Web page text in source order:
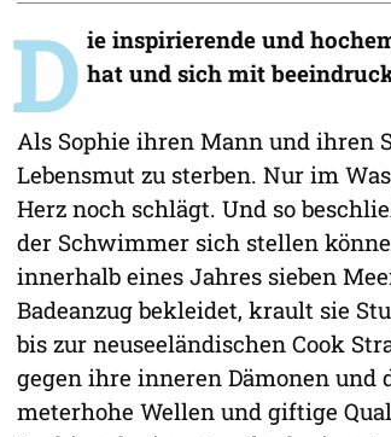
D ie inspirierende und
hat und sich mit
Als Sophie ihren Mann und ihren
Lebensmut zu sterben. Nur im
Herz noch schlägt. Und so
der Schwimmer sich stellen
innerhalb eines Jahres sieben
Badeanzug bekleidet, krault sie
bis zur neuseeländischen Cook
gegen ihre inneren Dämonen und
meterhohe Wellen und giftige